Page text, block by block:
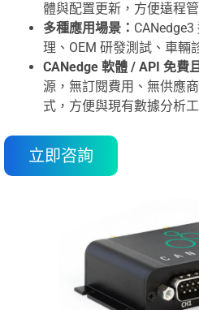
體與配置更新，方便遠程
多種應用場景：
理、OEM 研發測試、車輛
CANedge 軟體 / API 免費
源，無訂閱費用、無供應
式，方便與現有數據分析
立即咨詢